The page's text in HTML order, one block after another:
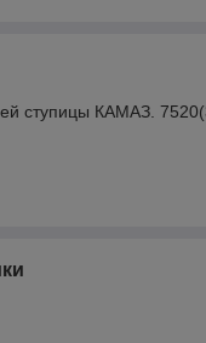
ступицы КАМАЗ.